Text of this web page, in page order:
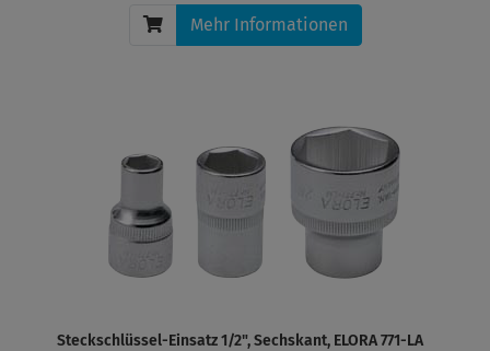
Mehr Informationen
Steckschlüssel-Einsatz 1/2", Sechskant, ELORA 771-LA